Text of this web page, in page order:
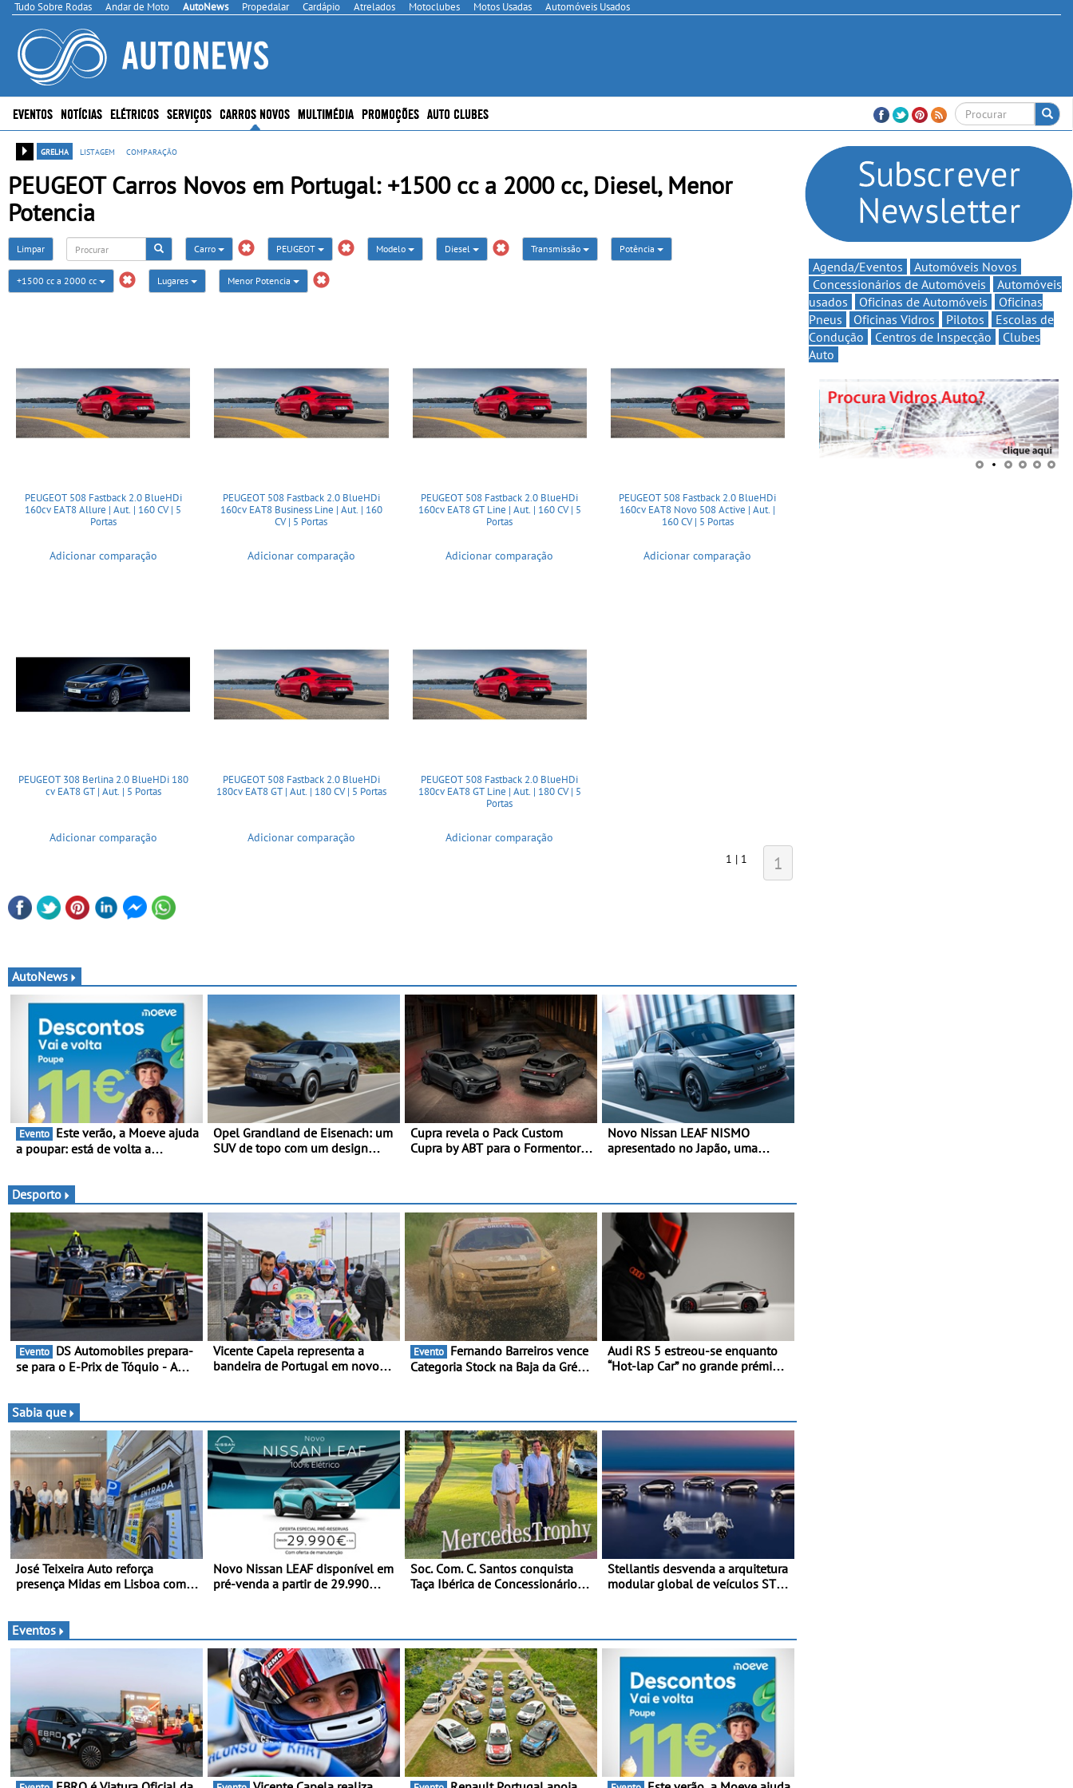
Tudo Sobre Rodas Andar de Moto AutoNews Propedalar Cardápio Atrelados Motoclubes Motos Usadas Automóveis Usados
EVENTOS NOTÍCIAS ELÉTRICOS SERVIÇOS CARROS NOVOS MULTIMÉDIA PROMOÇÕES AUTO CLUBES
grelha listagem comparação
PEUGEOT Carros Novos em Portugal: +1500 cc a 2000 cc, Diesel, Menor
Potencia
Limpar Carro PEUGEOT Modelo Diesel Transmissão Potência
+1500 cc a 2000 cc Lugares Menor Potencia
PEUGEOT 508 Fastback 2.0 BlueHDi
160cv EAT8 Allure | Aut. | 160 CV | 5
Portas
Adicionar comparação
PEUGEOT 508 Fastback 2.0 BlueHDi
160cv EAT8 Business Line | Aut. | 160
CV | 5 Portas
Adicionar comparação
PEUGEOT 508 Fastback 2.0 BlueHDi
160cv EAT8 GT Line | Aut. | 160 CV | 5
Portas
Adicionar comparação
PEUGEOT 508 Fastback 2.0 BlueHDi
160cv EAT8 Novo 508 Active | Aut. |
160 CV | 5 Portas
Adicionar comparação
PEUGEOT 308 Berlina 2.0 BlueHDi 180
cv EAT8 GT | Aut. | 5 Portas
Adicionar comparação
PEUGEOT 508 Fastback 2.0 BlueHDi
180cv EAT8 GT | Aut. | 180 CV | 5 Portas
Adicionar comparação
PEUGEOT 508 Fastback 2.0 BlueHDi
180cv EAT8 GT Line | Aut. | 180 CV | 5
Portas
Adicionar comparação
1 | 1
1
AutoNews
Evento
a poupar: está de volta a
Opel Grandland de Eisenach: um
SUV de topo com um design
Cupra revela o Pack Custom
Cupra by ABT para o Formentor e
Novo Nissan LEAF NISMO
apresentado no Japão, uma
geração do modelo elétrico da
marca
Desporto
Evento
se para o E-Prix de Tóquio - A
para no campeonato
Vicente Capela representa a
bandeira de Portugal em novo
de Kart, em Teruel
Evento
Categoria Stock na Baja da Grécia
Audi RS 5 estreou-se enquanto
“Hot-lap Car” no grande prémio
Sabia que
José Teixeira Auto reforça
presença Midas em Lisboa com
Vialonga
Novo Nissan LEAF disponível em
pré-venda a partir de 29.990
clientes beneficiam da oferta de
3 anos de manutenção incluída
Soc. Com. C. Santos conquista
Taça Ibérica de Concessionários
Stellantis desvenda a arquitetura
modular global de veículos STLA
diferentes numa única
arquitetura escalável
Eventos
Agenda/Eventos
Automóveis Novos
Concessionários de Automóveis
Automóveis
usados
Oficinas de Automóveis
Oficinas
Pneus
Oficinas Vidros Pilotos
Escolas de
Condução
Centros de Inspecção
Clubes
Auto